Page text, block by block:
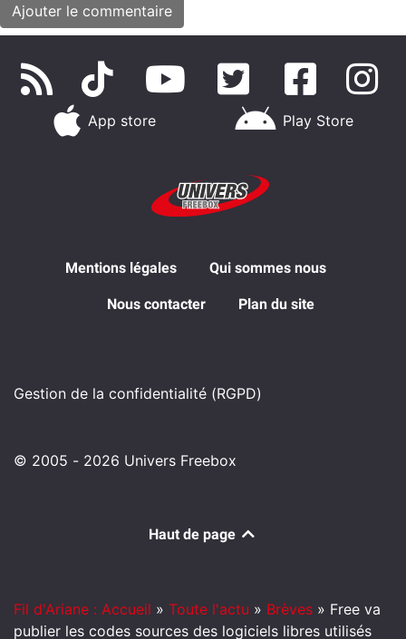
App store Play Store
Mentions légales Qui sommes nous
Nous contacter Plan du site
Gestion de la confidentialité (RGPD)
© 2005 - 2026 Univers Freebox
Haut de page
Fil d'Ariane : Accueil » Toute l'actu » Brèves » Free va
publier les codes sources des logiciels libres utilisés